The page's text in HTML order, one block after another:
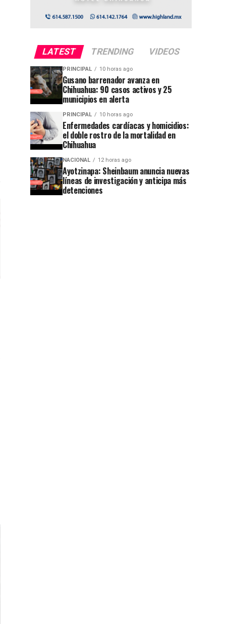
LATEST TRENDING VIDEOS
PRINCIPAL 10 horas ago
Gusano barrenador avanza en
Chihuahua: 90 casos activos y 25
municipios en alerta
PRINCIPAL 10 horas ago
Enfermedades cardíacas y homicidios:
el doble rostro de la mortalidad en
Chihuahua
NACIONAL 12 horas ago
Ayotzinapa: Sheinbaum anuncia nuevas
líneas de investigación y anticipa más
detenciones